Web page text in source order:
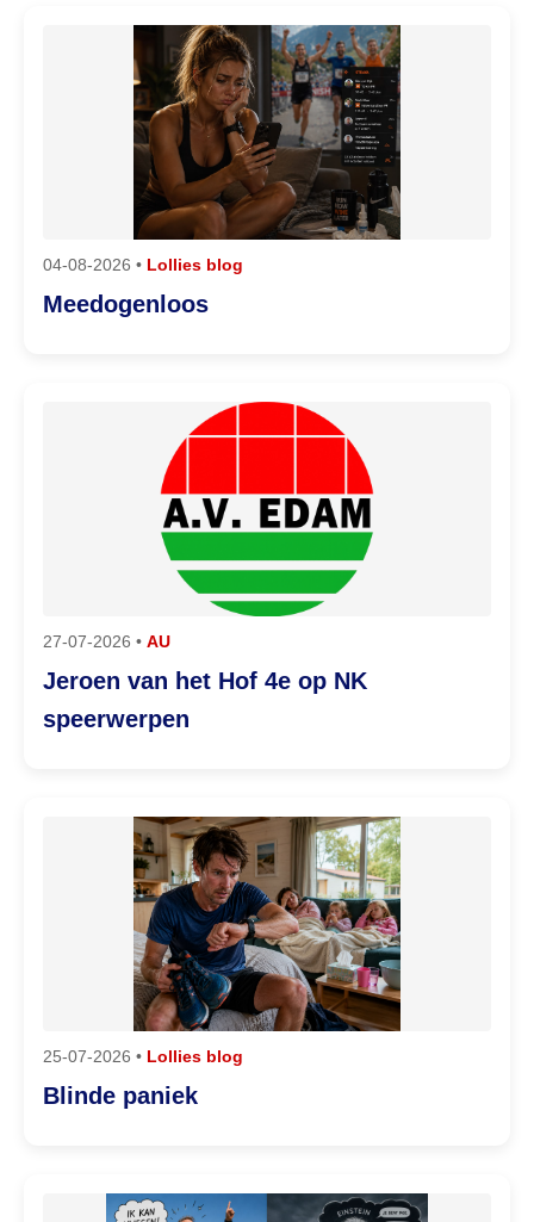
04-08-2026 • Lollies blog
Meedogenloos
27-07-2026 • AU
Jeroen van het Hof 4e op NK
speerwerpen
25-07-2026 • Lollies blog
Blinde paniek